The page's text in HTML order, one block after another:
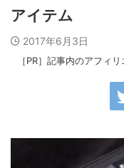
アイテム
2017年6月3日
［PR］記事内のアフィ